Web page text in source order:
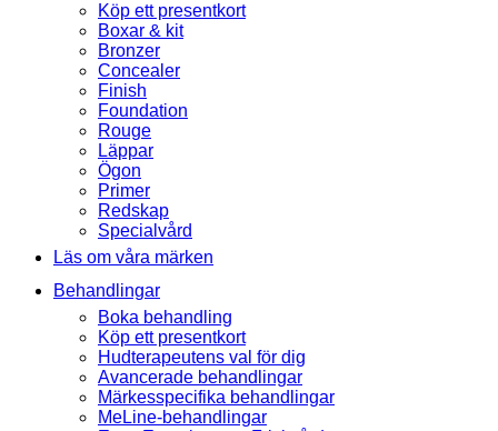
Köp ett presentkort
Boxar & kit
Bronzer
Concealer
Finish
Foundation
Rouge
Läppar
Ögon
Primer
Redskap
Specialvård
Läs om våra märken
Behandlingar
Boka behandling
Köp ett presentkort
Hudterapeutens val för dig
Avancerade behandlingar
Märkesspecifika behandlingar
MeLine-behandlingar